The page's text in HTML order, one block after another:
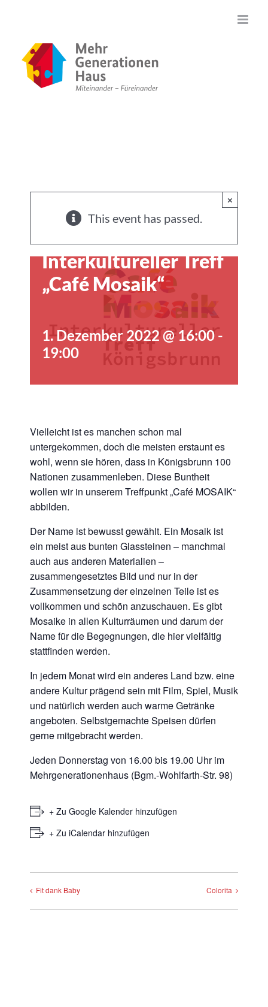
springen
×
This event has passed.
Interkultureller Treff
„Café Mosaik“
1. Dezember 2022 @ 16:00-
19:00
Vielleicht ist es manchen schon mal
untergekommen, doch die meisten erstaunt es
wohl, wenn sie hören, dass in Königsbrunn 100
Nationen zusammenleben. Diese Buntheit
wollen wir in unserem Treffpunkt „Café MOSAIK“
abbilden.
Der Name ist bewusst gewählt. Ein Mosaik ist
ein meist aus bunten Glassteinen – manchmal
auch aus anderen Materialien –
zusammengesetztes Bild und nur in der
Zusammensetzung der einzelnen Teile ist es
vollkommen und schön anzuschauen. Es gibt
Mosaike in allen Kulturräumen und darum der
Name für die Begegnungen, die hier vielfältig
stattfinden werden.
In jedem Monat wird ein anderes Land bzw. eine
andere Kultur prägend sein mit Film, Spiel, Musik
und natürlich werden auch warme Getränke
angeboten. Selbstgemachte Speisen dürfen
gerne mitgebracht werden.
Jeden Donnerstag von 16.00 bis 19.00 Uhr im
Mehrgenerationenhaus (Bgm.-Wohlfarth-Str. 98)
+ Zu Google Kalender hinzufügen
+ Zu iCalendar hinzufügen
Fit dank Baby Colorita